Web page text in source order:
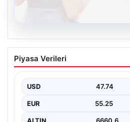
Kelebek.Org İle Sanal
Adresi Ve Sohbet
sağlaması ciddi bir önem
çeşitli…
Piyasa Verileri
USD 47.74
EUR 55.25
ALTIN 6660.6